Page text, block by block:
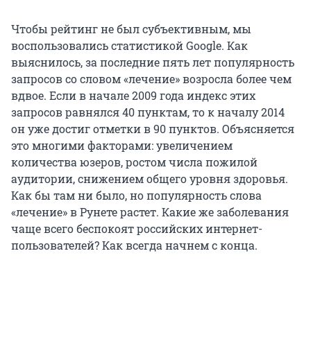
Чтобы рейтинг не был субъективным, мы
воспользовались статистикой Google. Как
выяснилось, за последние пять лет популярность
запросов со словом «лечение» возросла более чем
вдвое. Если в начале 2009 года индекс этих
запросов равнялся 40 пунктам, то к началу 2014
он уже достиг отметки в 90 пунктов. Объясняется
это многими факторами: увеличением
количества юзеров, ростом числа пожилой
аудитории, снижением общего уровня здоровья.
Как бы там ни было, но популярность слова
«лечение» в Рунете растет. Какие же заболевания
чаще всего беспокоят российских интернет-
пользователей? Как всегда начнем с конца.